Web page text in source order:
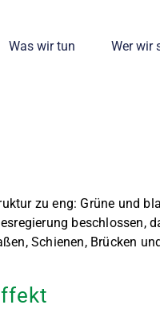
Was wir tun Wer wir
zu eng: Grüne und
beschlossen,
Schienen, Brücken